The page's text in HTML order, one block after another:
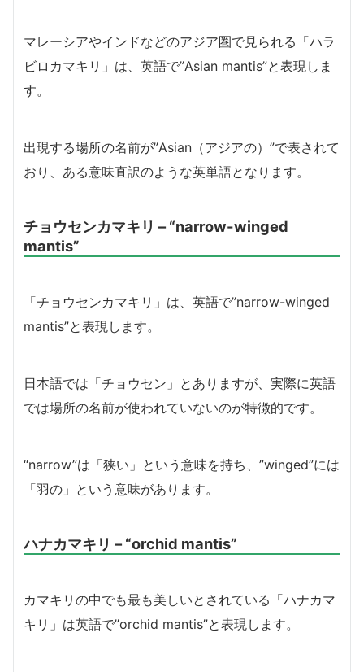
マレーシアやインドなどのアジア圏で見られる「ハラ
ビロカマキリ」は、英語で”Asian mantis”と表現しま
す。
出現する場所の名前が”Asian（アジアの）”で表されて
おり、ある意味直訳のような英単語となります。
チョウセンカマキリ – “narrow-winged
mantis”
「チョウセンカマキリ」は、英語で”narrow-winged
mantis”と表現します。
日本語では「チョウセン」とありますが、実際に英語
では場所の名前が使われていないのが特徴的です。
“narrow”は「狭い」という意味を持ち、”winged”には
「羽の」という意味があります。
ハナカマキリ – “orchid mantis”
カマキリの中でも最も美しいとされている「ハナカマ
キリ」は英語で”orchid mantis”と表現します。